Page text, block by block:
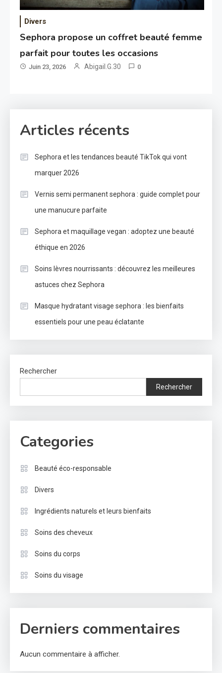
Divers
Sephora propose un coffret beauté femme
parfait pour toutes les occasions
Juin 23, 2026 Abigail.G.30 0
Articles récents
Sephora et les tendances beauté TikTok qui vont
marquer 2026
Vernis semi permanent sephora : guide complet pour
une manucure parfaite
Sephora et maquillage vegan : adoptez une beauté
éthique en 2026
Soins lèvres nourrissants : découvrez les meilleures
astuces chez Sephora
Masque hydratant visage sephora : les bienfaits
essentiels pour une peau éclatante
Rechercher
Rechercher
Categories
Beauté éco-responsable
Divers
Ingrédients naturels et leurs bienfaits
Soins des cheveux
Soins du corps
Soins du visage
Derniers commentaires
Aucun commentaire à afficher.